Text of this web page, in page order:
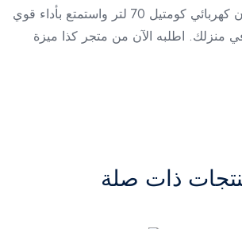
احصل الآن على فرن كهربائي كومتيل 70 لتر واستمتع بأداء قوي
منزلك. اطلبه الآن من متجر كذا ميزة
ذات صلة